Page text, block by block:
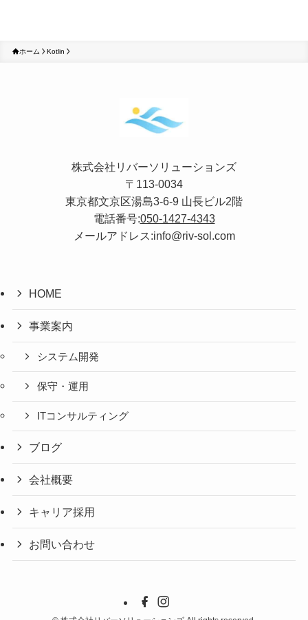
ホーム Kotlin
株式会社リバーソリューションズ
〒113-0034
東京都文京区湯島3-6-9 山長ビル2階
電話番号:050-1427-4343
メールアドレス:info@riv-sol.com
HOME
事業案内
システム開発
保守・運用
ITコンサルティング
ブログ
会社概要
キャリア採用
お問い合わせ